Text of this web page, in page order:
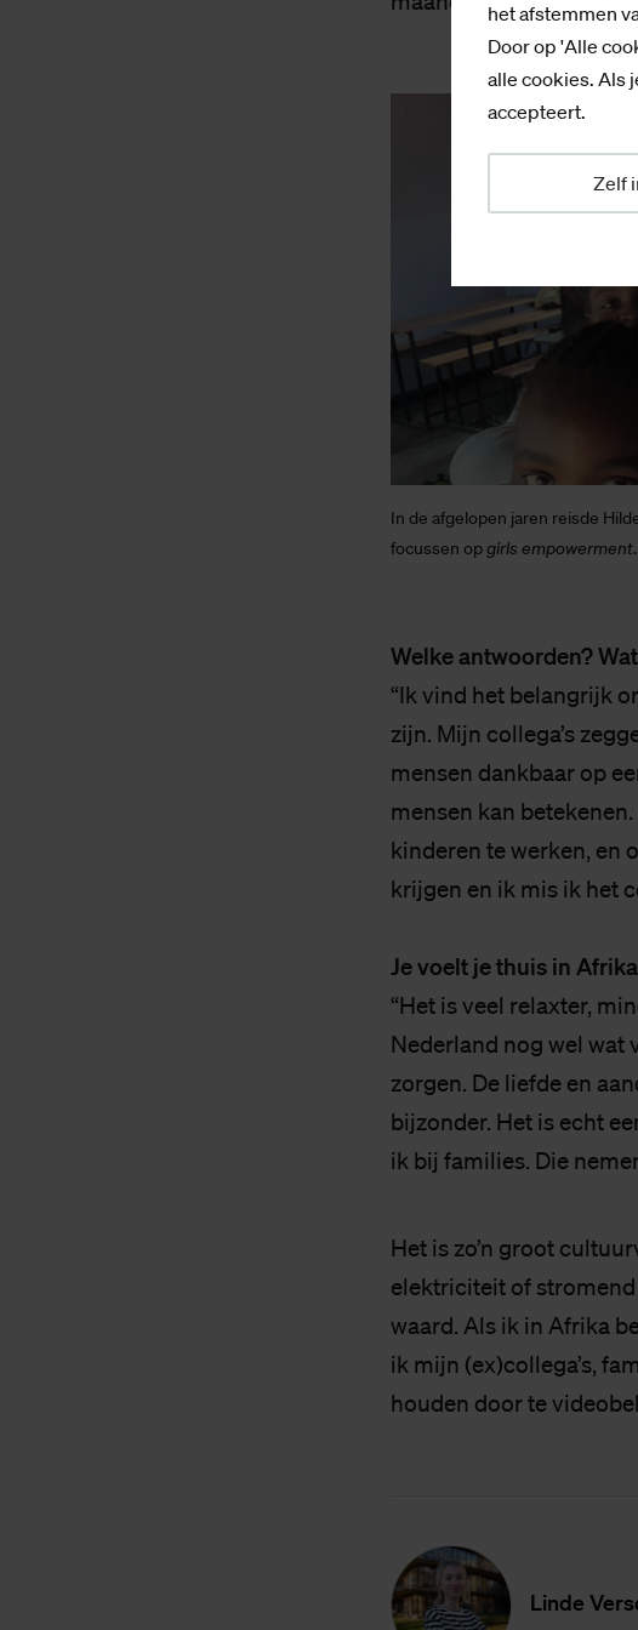
het afstemmen
Door op 'Alle
alle cookies. Als
accepteert.
Zelf
In de afgelopen jaren reisde
focussen op girls empowerment.
Welke antwoorden?
“Ik vind het belangrijk
zijn. Mijn collega’s
mensen dankbaar op
mensen kan
kinderen te werken, en
krijgen en ik mis ik het
Je voelt je thuis in
“Het is veel relaxter,
Nederland nog wel wat
zorgen. De liefde en
bijzonder. Het is echt
ik bij families. Die
Het is zo’n groot
elektriciteit of stromend
waard. Als ik in Afrika
ik mijn (ex)collega’s,
houden door te
Lin­de